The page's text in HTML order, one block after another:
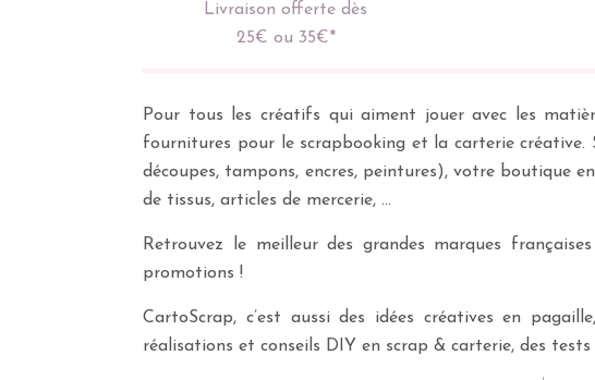
Livraison offerte dès
25€ ou 35€*
Pour tous les créatifs qui aiment jouer avec les
fournitures pour le scrapbooking et la carterie créative.
découpes, tampons, encres, peintures), votre boutique
de tissus, articles de mercerie, …
Retrouvez le meilleur des grandes marques
promotions !
CartoScrap, c’est aussi des idées créatives en
réalisations et conseils DIY en scrap & carterie, des